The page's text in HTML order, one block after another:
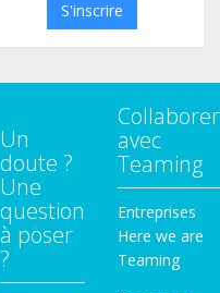
S'inscrire
Un
doute ?
Une
question
à poser
?
Collaborer
avec
Teaming
Entreprises
Here we are
Teaming